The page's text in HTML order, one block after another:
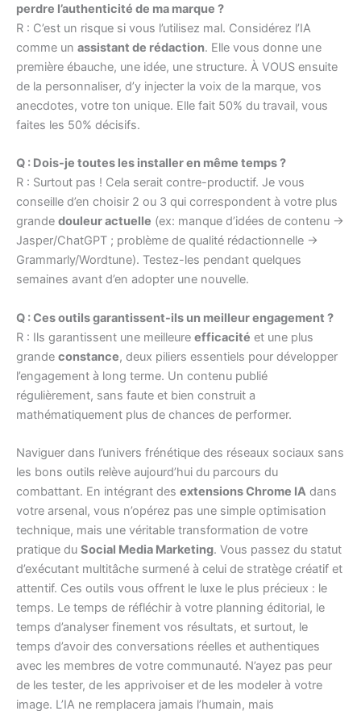
perdre l’authenticité de ma marque ?
R : C’est un risque si vous l’utilisez mal. Considérez l’IA
comme un assistant de rédaction. Elle vous donne une
première ébauche, une idée, une structure. À VOUS ensuite
de la personnaliser, d’y injecter la voix de la marque, vos
anecdotes, votre ton unique. Elle fait 50% du travail, vous
faites les 50% décisifs.
Q : Dois-je toutes les installer en même temps ?
R : Surtout pas ! Cela serait contre-productif. Je vous
conseille d’en choisir 2 ou 3 qui correspondent à votre plus
grande douleur actuelle (ex: manque d’idées de contenu →
Jasper/ChatGPT ; problème de qualité rédactionnelle →
Grammarly/Wordtune). Testez-les pendant quelques
semaines avant d’en adopter une nouvelle.
Q : Ces outils garantissent-ils un meilleur engagement ?
R : Ils garantissent une meilleure efficacité et une plus
grande constance, deux piliers essentiels pour développer
l’engagement à long terme. Un contenu publié
régulièrement, sans faute et bien construit a
mathématiquement plus de chances de performer.
Naviguer dans l’univers frénétique des réseaux sociaux sans
les bons outils relève aujourd’hui du parcours du
combattant. En intégrant des extensions Chrome IA dans
votre arsenal, vous n’opérez pas une simple optimisation
technique, mais une véritable transformation de votre
pratique du Social Media Marketing. Vous passez du statut
d’exécutant multitâche surmené à celui de stratège créatif et
attentif. Ces outils vous offrent le luxe le plus précieux : le
temps. Le temps de réfléchir à votre planning éditorial, le
temps d’analyser finement vos résultats, et surtout, le
temps d’avoir des conversations réelles et authentiques
avec les membres de votre communauté. N’ayez pas peur
de les tester, de les apprivoiser et de les modeler à votre
image. L’IA ne remplacera jamais l’humain, mais